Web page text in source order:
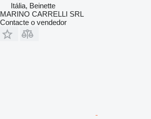
Itália, Beinette
MARINO CARRELLI SRL
Contacte o vendedor